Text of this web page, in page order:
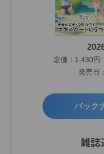
定価：1,430円
発売日
バック
雑